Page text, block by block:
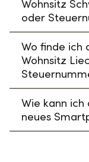
Wohnsitz
oder
Wo finde ich
Wohnsitz
Wie kann
neues